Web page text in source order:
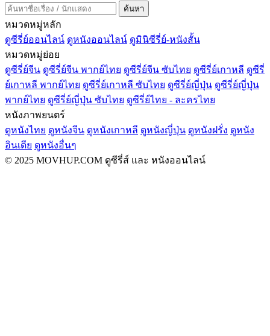
ค้นหา
หมวดหมู่หลัก
ดูซีรี่ย์ออนไลน์ ดูหนังออนไลน์ ดูมินิซีรี่ย์-หนังสั้น
หมวดหมู่ย่อย
ดูซีรี่ย์จีน ดูซีรี่ย์จีน พากย์ไทย ดูซีรี่ย์จีน ซับไทย ดูซีรี่ย์เกาหลี ดูซีรี่
ย์เกาหลี พากย์ไทย ดูซีรี่ย์เกาหลี ซับไทย ดูซีรี่ย์ญี่ปุ่น ดูซีรี่ย์ญี่ปุ่น
พากย์ไทย ดูซีรี่ย์ญี่ปุ่น ซับไทย ดูซีรี่ย์ไทย - ละครไทย
หนังภาพยนตร์
ดูหนังไทย ดูหนังจีน ดูหนังเกาหลี ดูหนังญี่ปุ่น ดูหนังฝรั่ง ดูหนัง
อินเดีย ดูหนังอื่นๆ
© 2025 MOVHUP.COM ดูซีรี่ส์ และ หนังออนไลน์